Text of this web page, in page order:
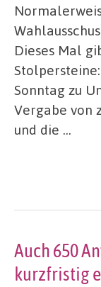
Dieses Mal
Sonntag zu
Vergabe von
und die …
Auch 650
kurzfristig